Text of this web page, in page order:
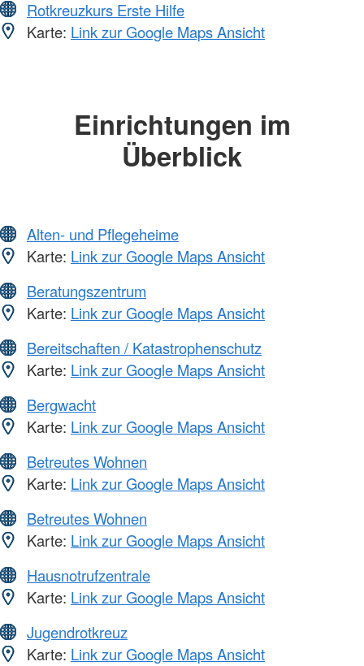
Rotkreuzkurs Erste Hilfe
Karte: Link zur Google Maps Ansicht
Einrichtungen im
Überblick
Alten- und Pflegeheime
Karte: Link zur Google Maps Ansicht
Beratungszentrum
Karte: Link zur Google Maps Ansicht
Bereitschaften / Katastrophenschutz
Karte: Link zur Google Maps Ansicht
Bergwacht
Karte: Link zur Google Maps Ansicht
Betreutes Wohnen
Karte: Link zur Google Maps Ansicht
Betreutes Wohnen
Karte: Link zur Google Maps Ansicht
Hausnotrufzentrale
Karte: Link zur Google Maps Ansicht
Jugendrotkreuz
Karte: Link zur Google Maps Ansicht